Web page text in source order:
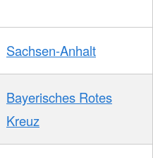
Sachsen-Anhalt
Bayerisches Rotes
Kreuz